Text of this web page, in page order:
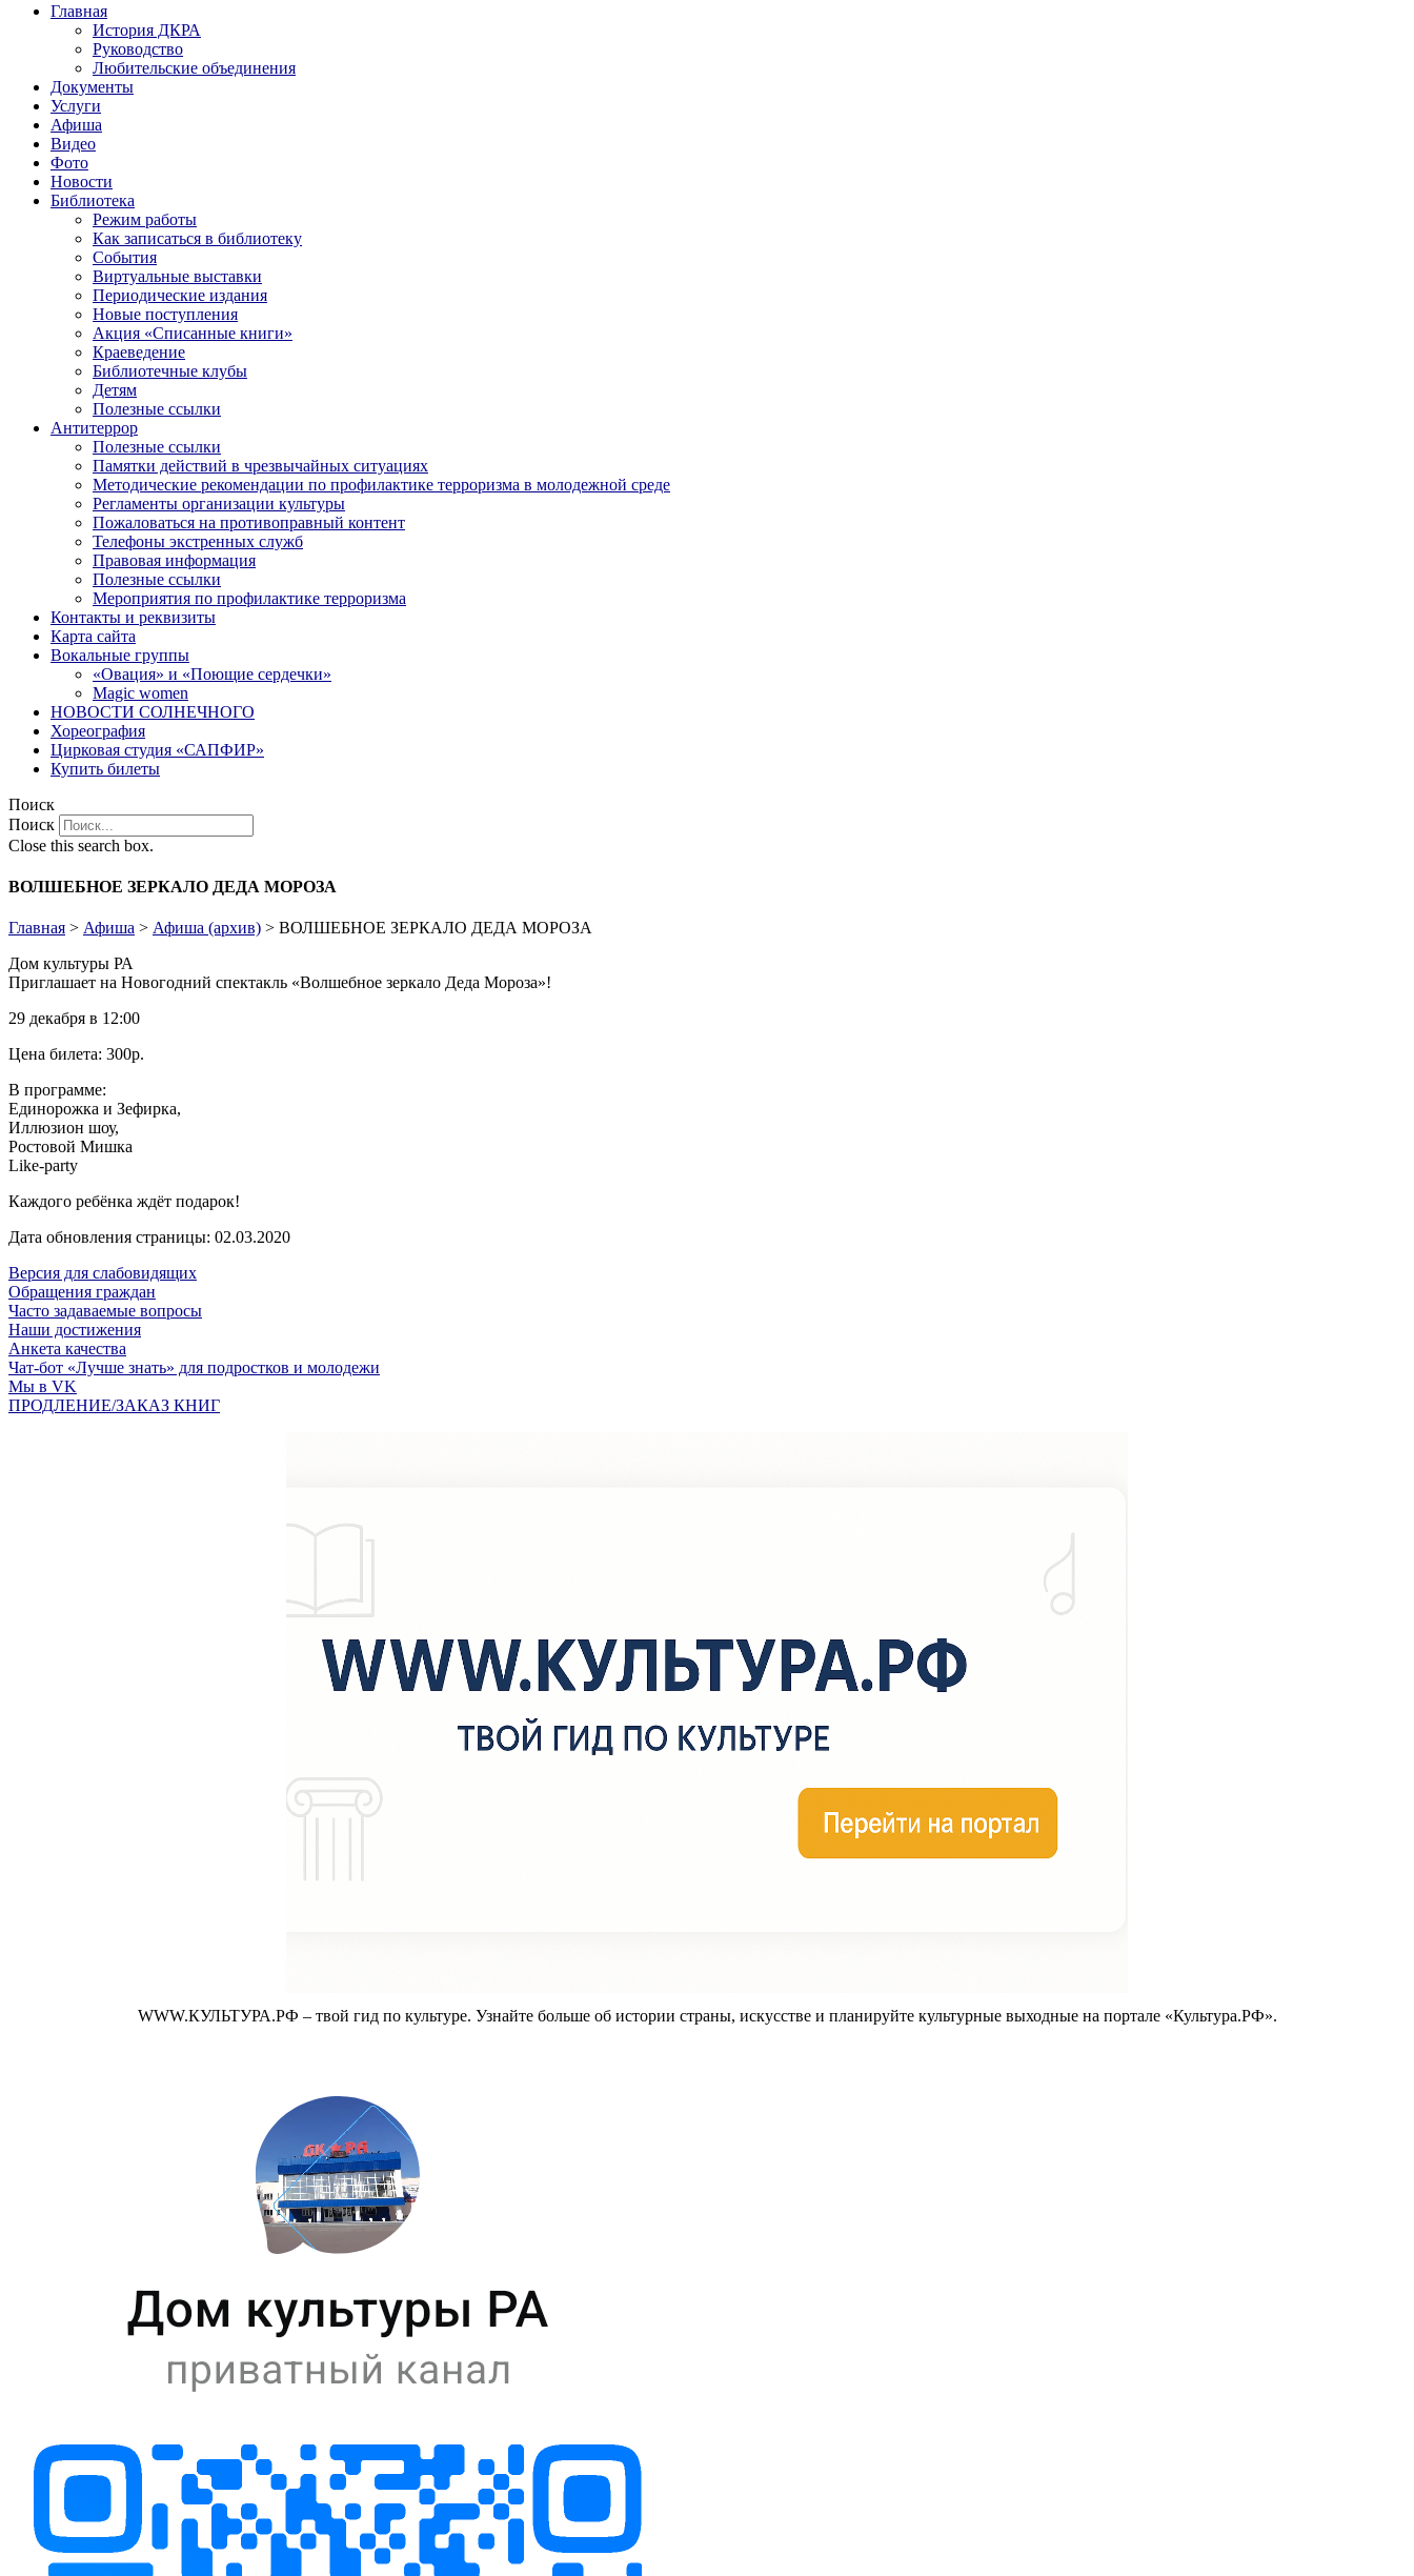
Главная
История ДКРА
Руководство
Любительские объединения
Документы
Услуги
Афиша
Видео
Фото
Новости
Библиотека
Режим работы
Как записаться в библиотеку
События
Виртуальные выставки
Периодические издания
Новые поступления
Акция «Списанные книги»
Краеведение
Библиотечные клубы
Детям
Полезные ссылки
Антитеррор
Полезные ссылки
Памятки действий в чрезвычайных ситуациях
Методические рекомендации по профилактике терроризма в молодежной среде
Регламенты организации культуры
Пожаловаться на противоправный контент
Телефоны экстренных служб
Правовая информация
Полезные ссылки
Мероприятия по профилактике терроризма
Контакты и реквизиты
Карта сайта
Вокальные группы
«Овация» и «Поющие сердечки»
Magic women
НОВОСТИ СОЛНЕЧНОГО
Хореография
Цирковая студия «САПФИР»
Купить билеты
Поиск
Поиск
Close this search box.
ВОЛШЕБНОЕ ЗЕРКАЛО ДЕДА МОРОЗА
Главная > Афиша > Афиша (архив) > ВОЛШЕБНОЕ ЗЕРКАЛО ДЕДА МОРОЗА
Дом культуры РА
Приглашает на Новогодний спектакль «Волшебное зеркало Деда Мороза»!
29 декабря в 12:00
Цена билета: 300р.
В программе:
Единорожка и Зефирка,
Иллюзион шоу,
Ростовой Мишка
Like-party
Каждого ребёнка ждёт подарок!
Дата обновления страницы: 02.03.2020
Версия для слабовидящих
Обращения граждан
Часто задаваемые вопросы
Наши достижения
Анкета качества
Чат-бот «Лучше знать» для подростков и молодежи
Мы в VK
ПРОДЛЕНИЕ/ЗАКАЗ КНИГ
WWW.КУЛЬТУРА.РФ – твой гид по культуре. Узнайте больше об истории страны, искусстве и планируйте культурные выходные на портале «Культура.РФ».